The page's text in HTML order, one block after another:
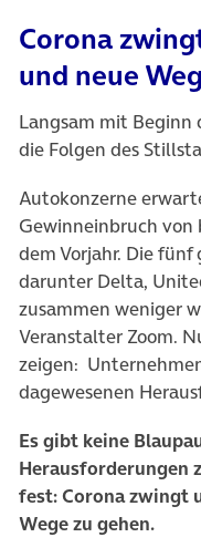
Corona
und neue
Langsam mit Beginn
die Folgen des
Autokonzerne
Gewinneinbruch
dem Vorjahr. Die
darunter Delta,
zusammen weniger
Veranstalter Zoom.
zeigen:
dagewesenen
Es gibt keine
Herausforderungen
fest: Corona zwingt
Wege zu gehen.